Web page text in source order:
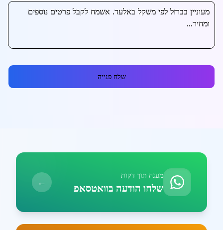
שלח פנייה
מענה תוך דקות
שלחו הודעה בוואטסאפ ←